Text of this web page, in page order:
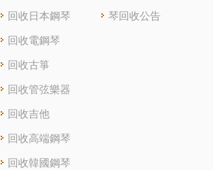
回收日本鋼琴
回收電鋼琴
回收古箏
回收管弦樂器
回收吉他
回收高端鋼琴
回收韓國鋼琴
琴回收公告